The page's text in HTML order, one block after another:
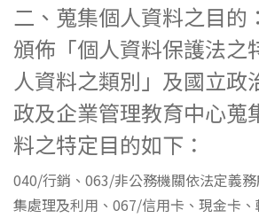
二、蒐集個人資料之目的
頒佈「個人資料保護法之
人資料之類別」及國立政
政及企業管理教育中心蒐
料之特定目的如下：
040/行銷、063/非公務機關依法定義
集處理及利用、067/信用卡、現金卡